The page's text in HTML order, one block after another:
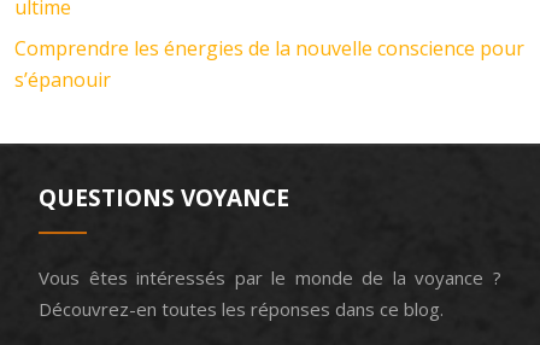
ultime
Comprendre les énergies de la nouvelle conscience pour
s’épanouir
QUESTIONS VOYANCE
Vous êtes intéressés par le monde de la voyance ?
Découvrez-en toutes les réponses dans ce blog.